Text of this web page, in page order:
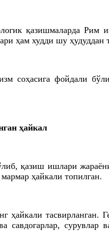
қазишмаларда Рим
ҳам худди шу ҳудуддан
соҳасига фойдали
ҳайкал
қазиш ишлари
ҳайкали топилган.
ҳайкали тасвирланган.
савдогарлар, сурувлар